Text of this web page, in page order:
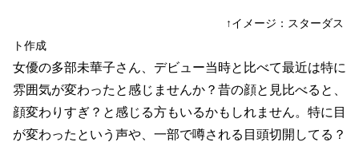
↑イメージ：スターダス
ト作成
女優の多部未華子さん、デビュー当時と比べて最近は特に
雰囲気が変わったと感じませんか？昔の顔と見比べると、
顔変わりすぎ？と感じる方もいるかもしれません。特に目
が変わったという声や、一部で噂される目頭切開してる？